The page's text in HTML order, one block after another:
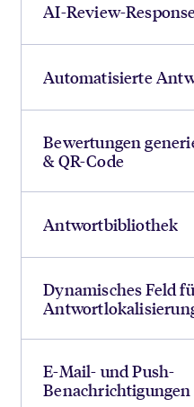
AI-Review-
Automatisierte
Bewertungen
& QR-Code
Antwortbibliothek
Dynamisches Feld
E-Mail- und Push-